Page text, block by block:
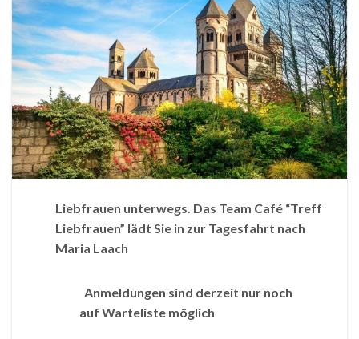
Liebfrauen unterwegs. Das Team Café “Treff
Liebfrauen” lädt Sie in zur Tagesfahrt nach
Maria Laach
Anmeldungen sind derzeit nur noch
auf Warteliste möglich